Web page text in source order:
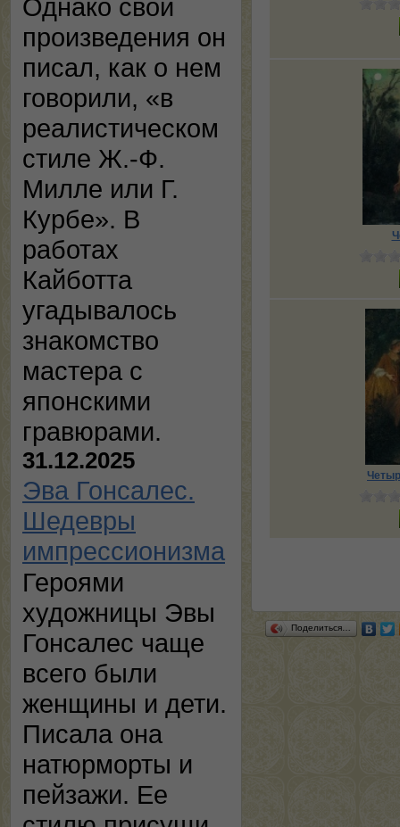
Однако свои
произведения он
писал, как о нем
говорили, «в
реалистическом
стиле Ж.-Ф.
Милле или Г.
Курбе». В
работах
Кайботта
угадывалось
знакомство
мастера с
японскими
гравюрами.
31.12.2025
Эва Гонсалес.
Шедевры
импрессионизма
Героями
художницы Эвы
Гонсалес чаще
всего были
женщины и дети.
Писала она
натюрморты и
пейзажи. Ее
Поделиться…